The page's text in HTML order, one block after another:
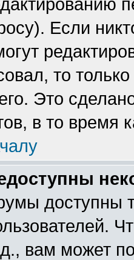
Если
то
Это
в то время
доступны
вам может